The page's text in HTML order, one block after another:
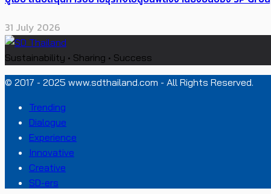
31 July 2026
Sustainability • Sharing • Success
© 2017 - 2025 www.sdthailand.com - All Rights Reserved.
Trending
Dialogue
Experience
Innovative
Creative
SD-ers